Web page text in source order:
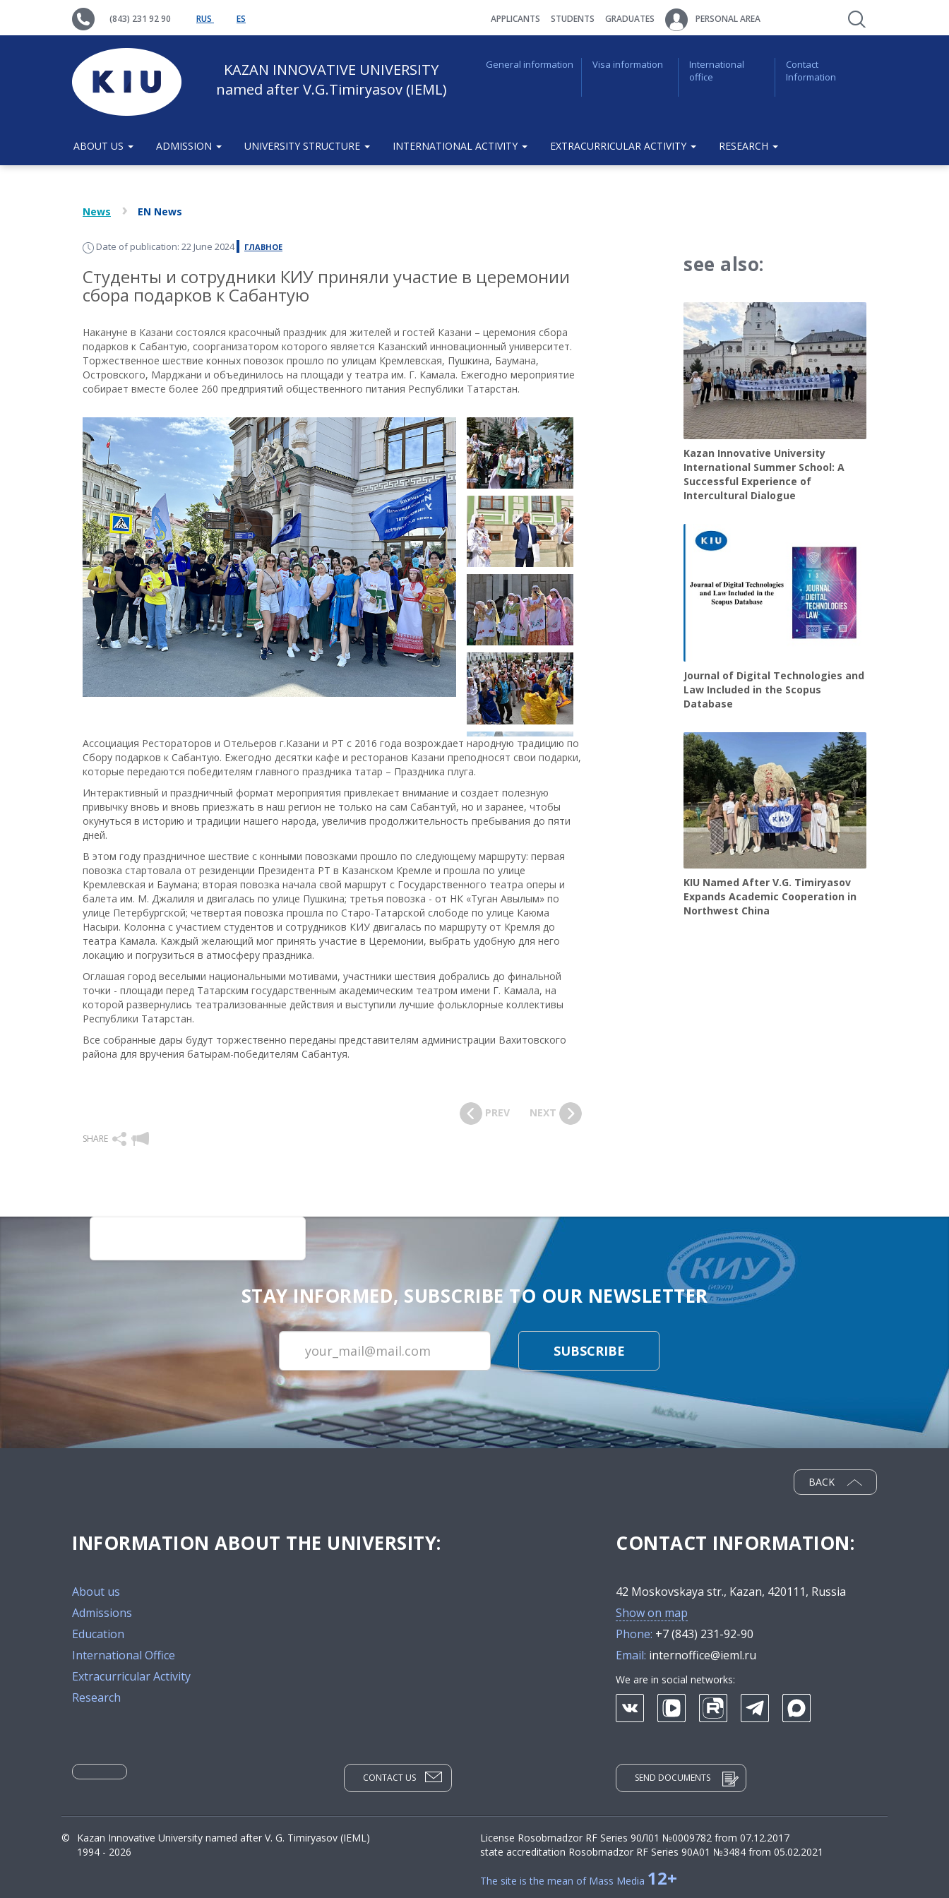
(843) 231 92 90 RUS ES АPPLICANTS STUDENTS GRADUATES PERSONAL AREA
KAZAN INNOVATIVE UNIVERSITY
named after V.G.Timiryasov (IEML)
General information Visa information
International
office
Contact
Information
ABOUT US ADMISSION UNIVERSITY STRUCTURE INTERNATIONAL ACTIVITY EXTRACURRICULAR ACTIVITY RESEARCH
News EN News
Date of publication: 22 June 2024 ГЛАВНОЕ
Студенты и сотрудники КИУ приняли участие в церемонии
сбора подарков к Сабантую
Накануне в Казани состоялся красочный праздник для жителей и гостей Казани – церемония сбора
подарков к Сабантую, соорганизатором которого является Казанский инновационный университет.
Торжественное шествие конных повозок прошло по улицам Кремлевская, Пушкина, Баумана,
Островского, Марджани и объединилось на площади у театра им. Г. Камала. Ежегодно мероприятие
собирает вместе более 260 предприятий общественного питания Республики Татарстан.
Ассоциация Рестораторов и Отельеров г.Казани и РТ с 2016 года возрождает народную традицию по
Сбору подарков к Сабантую. Ежегодно десятки кафе и ресторанов Казани преподносят свои подарки,
которые передаются победителям главного праздника татар – Праздника плуга.
Интерактивный и праздничный формат мероприятия привлекает внимание и создает полезную
привычку вновь и вновь приезжать в наш регион не только на сам Сабантуй, но и заранее, чтобы
окунуться в историю и традиции нашего народа, увеличив продолжительность пребывания до пяти
дней.
В этом году праздничное шествие с конными повозками прошло по следующему маршруту: первая
повозка стартовала от резиденции Президента РТ в Казанском Кремле и прошла по улице
Кремлевская и Баумана; вторая повозка начала свой маршрут с Государственного театра оперы и
балета им. М. Джалиля и двигалась по улице Пушкина; третья повозка - от НК «Туган Авылым» по
улице Петербургской; четвертая повозка прошла по Старо-Татарской слободе по улице Каюма
Насыри. Колонна с участием студентов и сотрудников КИУ двигалась по маршруту от Кремля до
театра Камала. Каждый желающий мог принять участие в Церемонии, выбрать удобную для него
локацию и погрузиться в атмосферу праздника.
Оглашая город веселыми национальными мотивами, участники шествия добрались до финальной
точки - площади перед Татарским государственным академическим театром имени Г. Камала, на
которой развернулись театрализованные действия и выступили лучшие фольклорные коллективы
Республики Татарстан.
Все собранные дары будут торжественно переданы представителям администрации Вахитовского
района для вручения батырам-победителям Сабантуя.
SHARE
PREV NEXT
see also:
Kazan Innovative University
International Summer School: A
Successful Experience of
Intercultural Dialogue
Journal of Digital Technologies and
Law Included in the Scopus
Database
KIU Named After V.G. Timiryasov
Expands Academic Cooperation in
Northwest China
STAY INFORMED, SUBSCRIBE TO OUR NEWSLETTER
SUBSCRIBE
INFORMATION ABOUT THE UNIVERSITY:
About us
Admissions
Education
International Office
Extracurricular Activity
Research
BACK
CONTACT INFORMATION:
42 Moskovskaya str., Kazan, 420111, Russia
Show on map
Phone: +7 (843) 231-92-90
Email: internoffice@ieml.ru
We are in social networks:
CONTACT US SEND DOCUMENTS
©
Kazan Innovative University named after V. G. Timiryasov (IEML)
1994 - 2026
License Rosobrnadzor RF Series 90Л01 №0009782 from 07.12.2017
state accreditation Rosobrnadzor RF Series 90А01 №3484 from 05.02.2021
The site is the mean of Mass Media 12+